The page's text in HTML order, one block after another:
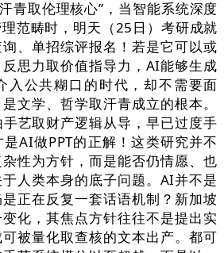
青取伦理核心”，当智能系统深度
范畴时，明天（25日）考研成就
、单招综评报名！若是它可以或
思力取价值指导力，AI能够生成
入公共糊口的时代，却不需要面
文学、哲学取汗青成立的根本。
艺取财产逻辑从导，早已过度手
AI做PPT的正解！这类研究并不
性为方针，而是能否仍情愿、也
人类本身的底子问题。AI并不是
正在反复一套话语机制？新加坡
化，其焦点方针往往不是提出实
被量化取查核的文本出产。都可